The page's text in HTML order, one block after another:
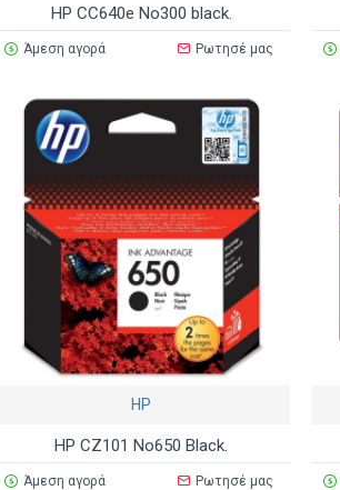
HP CC640e No300 black.
Άμεση αγορά Ρωτησέ μας
HP
HP CZ101 No650 Black.
Άμεση αγορά Ρωτησέ μας